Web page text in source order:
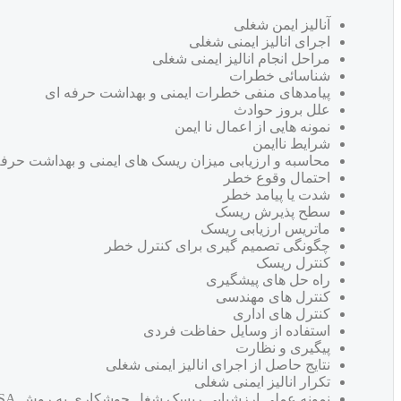
آنالیز ایمن شغلی
اجرای انالیز ایمنی شغلی
مراحل انجام انالیز ایمنی شغلی
شناسائی خطرات
پیامدهای منفی خطرات ایمنی و بهداشت حرفه ای
علل بروز حوادث
نمونه هایی از اعمال نا ایمن
شرایط ناایمن
محاسبه و ارزیابی میزان ریسک های ایمنی و بهداشت
احتمال وقوع خطر
شدت یا پیامد خطر
سطح پذیرش ریسک
ماتریس ارزیابی ریسک
چگونگی تصمیم گیری برای کنترل خطر
کنترل ریسک
راه حل های پیشگیری
کنترل های مهندسی
کنترل های اداری
استفاده از وسایل حفاظت فردی
پیگیری و نظارت
نتایج حاصل از اجرای انالیز ایمنی شغلی
تکرار انالیز ایمنی شغلی